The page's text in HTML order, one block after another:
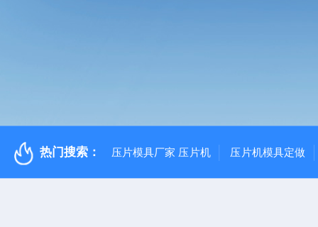
热门搜索： 压片模具厂家 压片机 压片机模具定做